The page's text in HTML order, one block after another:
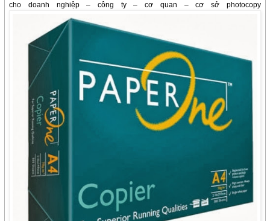
cho doanh nghiệp – công ty – cơ quan – cơ sở photocopy